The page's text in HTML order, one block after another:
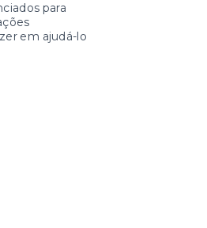
para
em ajudá-lo